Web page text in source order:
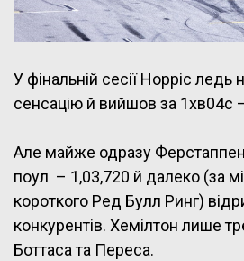
У фінальній сесії Норріс ледь
сенсацію й вийшов за 1хв04с
Але майже одразу
поул – 1,03,720 й далеко (за
короткого Ред Булл Ринг)
конкурентів. Хемілтон лише
Боттаса та Переса.